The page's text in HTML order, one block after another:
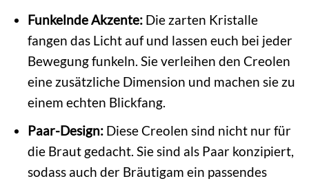
Funkelnde Akzente:Die zarten Kristalle
fangen das Licht auf und lassen euch bei jeder
Bewegung funkeln. Sie verleihen den Creolen
eine zusätzliche Dimension und machen sie zu
einem echten Blickfang.
Paar-Design:Diese Creolen sind nicht nur für
die Braut gedacht. Sie sind als Paar konzipiert,
sodass auch der Bräutigam ein passendes